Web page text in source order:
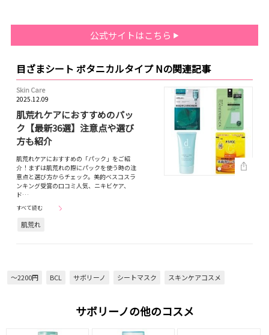
公式サイトはこちら
目ざまシート ボタニカルタイプ Nの関連記事
Skin Care
2025.12.09
肌荒れケアにおすすめのパッ
ク【最新36選】注意点や選び
方も紹介
肌荒れケアにおすすめの「パック」をご紹
介！まずは肌荒れの際にパックを使う時の注
意点と選び方からチェック。美的ベスコスラ
ンキング受賞の口コミ人気、ニキビケア、
ド…
すべて読む
肌荒れ
～2200円 BCL サボリーノ シートマスク スキンケアコスメ
サボリーノの他のコスメ